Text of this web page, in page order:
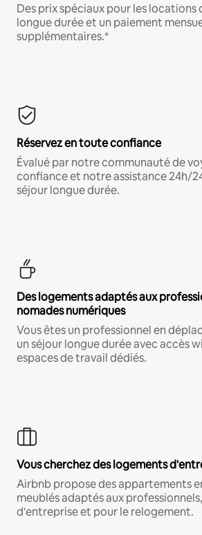
Des prix spéciaux pour les locations
longue durée et un paiement
supplémentaires.*
Réservez en toute confiance
Évalué par notre communauté de
confiance et notre assistance 24h/
séjour longue durée.
Des logements adaptés aux
nomades numériques
Vous êtes un professionnel en
un séjour longue durée avec accès
espaces de travail dédiés.
Vous cherchez des logements
Airbnb propose des appartements
meublés adaptés aux
d'entreprise et pour le relogement.